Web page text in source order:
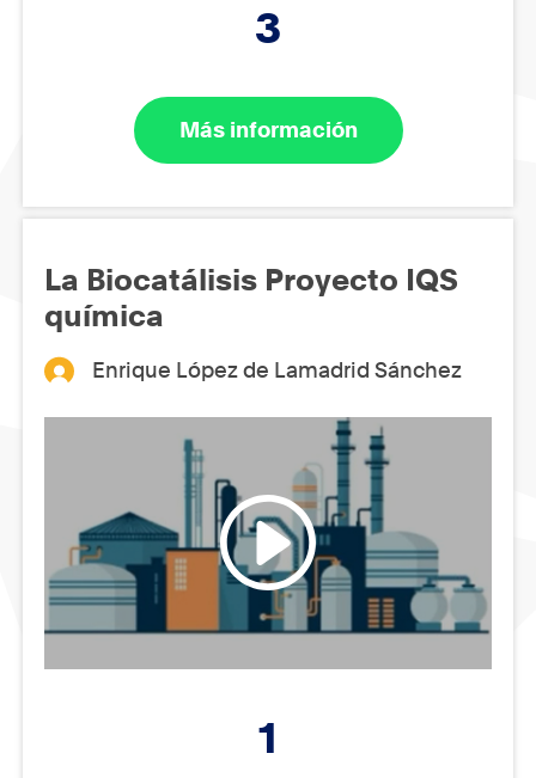
3
Más información
La Biocatálisis Proyecto IQS
química
Enrique López de Lamadrid Sánchez
1